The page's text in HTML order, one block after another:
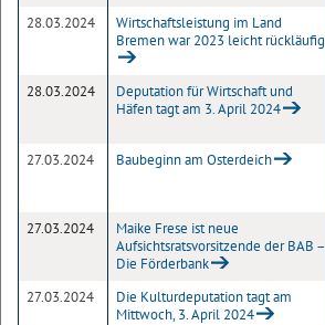
28.03.2024
Wirtschaftsleistung im Land
Bremen war 2023 leicht rückläufig
28.03.2024
Deputation für Wirtschaft und
Häfen tagt am 3. April 2024
27.03.2024
Baubeginn am Osterdeich
27.03.2024
Maike Frese ist neue
Aufsichtsratsvorsitzende der BAB –
Die Förderbank
27.03.2024
Die Kulturdeputation tagt am
Mittwoch, 3. April 2024